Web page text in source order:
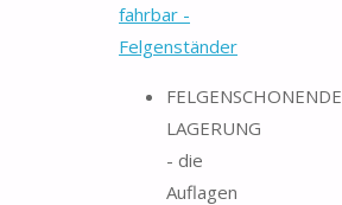
fahrbar -
Felgenständer
FELGENSCHONENDE
LAGERUNG
- die
Auflagen